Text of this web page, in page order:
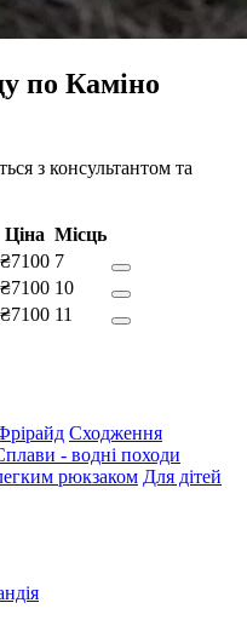
по Каміно
з консультантом та
Ціна Місць
₴7100 7
₴7100 10
₴7100 11
Сходження
- водні походи
рюкзаком Для дітей